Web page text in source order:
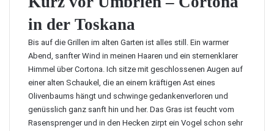
in der Toskana
Bis auf die Grillen im alten Garten ist alles still. Ein warmer
Abend, sanfter Wind in meinen Haaren und ein sternenklarer
Himmel überCortona. Ich sitze mit geschlossenen Augen auf
einer alten Schaukel, die an einem kräftigen Ast eines
Olivenbaums hängt und schwinge gedankenverloren und
genüsslich ganz sanft hin und her. Das Gras ist feucht vom
Rasensprenger und in den Hecken zirpt ein Vogel schon sehr